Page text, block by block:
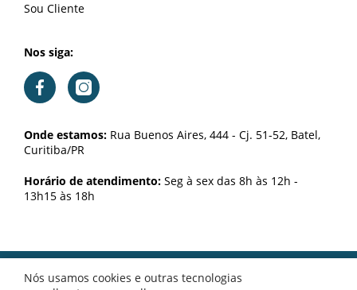
Nós usamos cookies e outras tecnologias
Sou Cliente
Nos siga:
Onde estamos: Rua Buenos Aires, 444 - Cj. 51-52, Batel,
Curitiba/PR
Horário de atendimento: Seg à sex das 8h às 12h -
13h15 às 18h
Fiorentini Imobiliária & Assessoria © 2026. CRECI J04326. Todos os direitos